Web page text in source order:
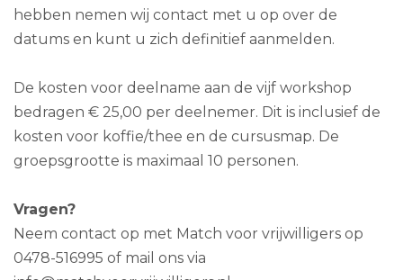
hebben nemen wij contact met u op over de
datums en kunt u zich definitief aanmelden.
De kosten voor deelname aan de vijf workshop
bedragen € 25,00 per deelnemer. Dit is inclusief de
kosten voor koffie/thee en de cursusmap. De
groepsgrootte is maximaal 10 personen.
Vragen?
Neem contact op met Match voor vrijwilligers op
0478-516995 of mail ons via